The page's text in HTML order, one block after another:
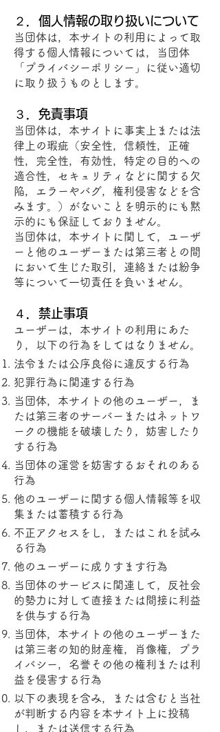
２．個人情報の取り扱いについて
当団体は，本サイトの利用によって取
得する個人情報については，当団体
「プライバシーポリシー」に従い適切
に取り扱うものとします。
３．免責事項
当団体は，本サイトに事実上または法
律上の瑕疵（安全性，信頼性，正確
性，完全性，有効性，特定の目的への
適合性，セキュリティなどに関する欠
陥，エラーやバグ，権利侵害などを含
みます。）がないことを明示的にも黙
示的にも保証しておりません。
当団体は，本サイトに関して，ユーザ
ーと他のユーザーまたは第三者との間
において生じた取引，連絡または紛争
等について一切責任を負いません。
４．禁止事項
ユーザーは，本サイトの利用にあた
り，以下の行為をしてはなりません。
法令または公序良俗に違反する行為
犯罪行為に関連する行為
当団体，本サイトの他のユーザー，ま
たは第三者のサーバーまたはネットワ
ークの機能を破壊したり，妨害したり
する行為
当団体の運営を妨害するおそれのある
行為
他のユーザーに関する個人情報等を収
集または蓄積する行為
不正アクセスをし，またはこれを試み
る行為
他のユーザーに成りすます行為
当団体のサービスに関連して，反社会
的勢力に対して直接または間接に利益
を供与する行為
当団体，本サイトの他のユーザーまた
は第三者の知的財産権，肖像権，プラ
イバシー，名誉その他の権利または利
益を侵害する行為
以下の表現を含み，または含むと当社
が判断する内容を本サイト上に投稿
し，または送信する行為